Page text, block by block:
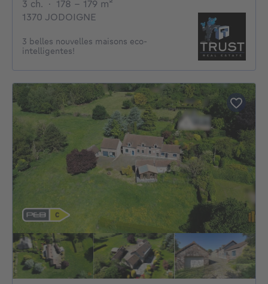
3 ch. 3 chambres
· 178 - 179 m²
1370 JODOIGNE
3 belles nouvelles maisons eco-
intelligentes!